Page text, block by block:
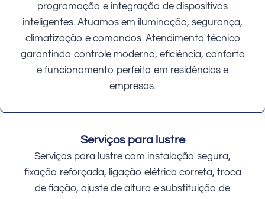
programação e integração de dispositivos
inteligentes. Atuamos em iluminação, segurança,
climatização e comandos. Atendimento técnico
garantindo controle moderno, eficiência, conforto
e funcionamento perfeito em residências e
empresas.
Serviços para lustre
Serviços para lustre com instalação segura,
fixação reforçada, ligação elétrica correta, troca
de fiação, ajuste de altura e substituição de